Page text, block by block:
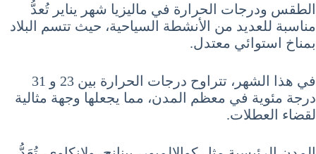
الطقس ودرجات الحرارة في ماليزيا شهر يناير تُعدُّ
مناسبة للعديد من الأنشطة السياحية، حيث تتسم البلاد
بمناخ استوائي معتدل.
في هذا الشهر، تتراوح درجات الحرارة بين 23 و 31
درجة مئوية في معظم المدن، مما يجعلها وجهة مثالية
لقضاء العطلات.